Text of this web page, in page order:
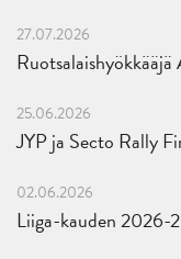
27.07.2026
25.06.2026
JYP ja Secto Rally
02.06.2026
Liiga-kauden 2026-